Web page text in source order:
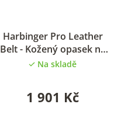
Harbinger Pro Leather
Belt - Kožený opasek na
powerlifting
Na skladě
1 901 Kč